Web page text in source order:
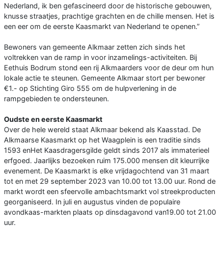
Nederland, ik ben gefascineerd door de historische gebouwen,
knusse straatjes, prachtige grachten en de chille mensen. Het is
een eer om de eerste Kaasmarkt van Nederland te openen.”
Bewoners van gemeente Alkmaar zetten zich sinds het
voltrekken van de ramp in voor inzamelings-activiteiten. Bij
Eethuis Bodrum stond een rij Alkmaarders voor de deur om hun
lokale actie te steunen. Gemeente Alkmaar stort per bewoner
€1.- op Stichting Giro 555 om de hulpverlening in de
rampgebieden te ondersteunen.
Oudste en eerste Kaasmarkt
Over de hele wereld staat Alkmaar bekend als Kaasstad. De
Alkmaarse Kaasmarkt op het Waagplein is een traditie sinds
1593 enHet Kaasdragersgilde geldt sinds 2017 als immaterieel
erfgoed. Jaarlijks bezoeken ruim 175.000 mensen dit kleurrijke
evenement. De Kaasmarkt is elke vrijdagochtend van 31 maart
tot en met 29 september 2023 van 10.00 tot 13.00 uur. Rond de
markt wordt een sfeervolle ambachtsmarkt vol streekproducten
georganiseerd. In juli en augustus vinden de populaire
avondkaas-markten plaats op dinsdagavond van19.00 tot 21.00
uur.